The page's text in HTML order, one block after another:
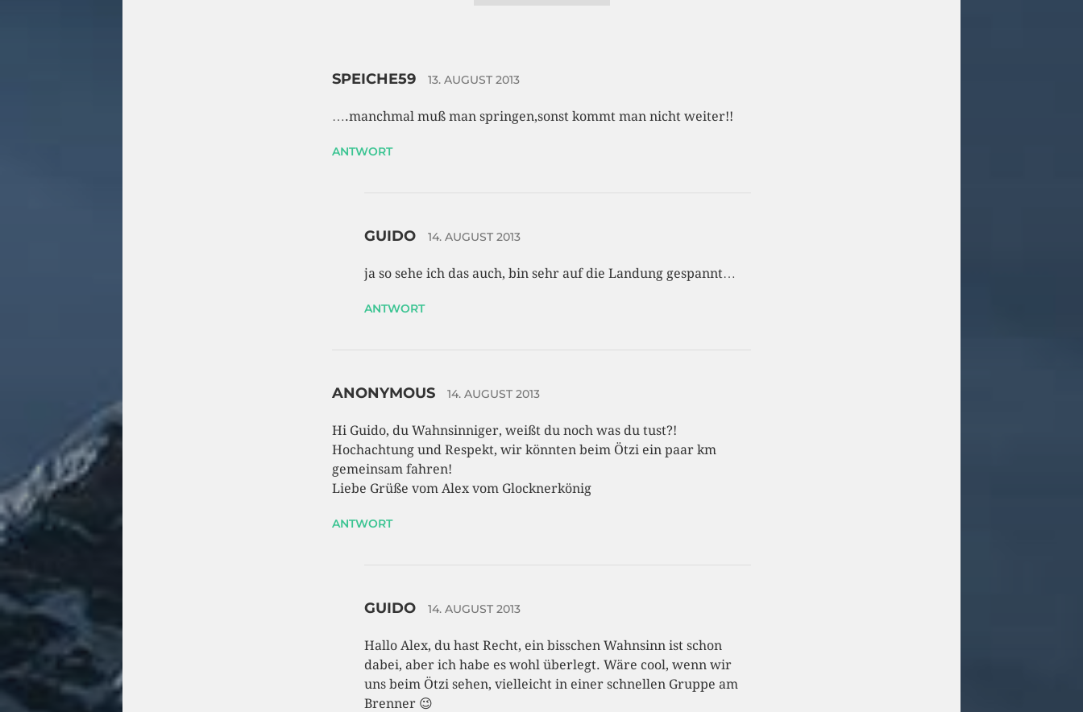
SPEICHE59 13. AUGUST 2013
….manchmal muß man springen,sonst kommt man nicht weiter!!
ANTWORT
GUIDO 14. AUGUST 2013
ja so sehe ich das auch, bin sehr auf die Landung gespannt…
ANTWORT
ANONYMOUS 14. AUGUST 2013
Hi Guido, du Wahnsinniger, weißt du noch was du tust?!
Hochachtung und Respekt, wir könnten beim Ötzi ein paar km
gemeinsam fahren!
Liebe Grüße vom Alex vom Glocknerkönig
ANTWORT
GUIDO 14. AUGUST 2013
Hallo Alex, du hast Recht, ein bisschen Wahnsinn ist schon
dabei, aber ich habe es wohl überlegt. Wäre cool, wenn wir
uns beim Ötzi sehen, vielleicht in einer schnellen Gruppe am
Brenner 😉